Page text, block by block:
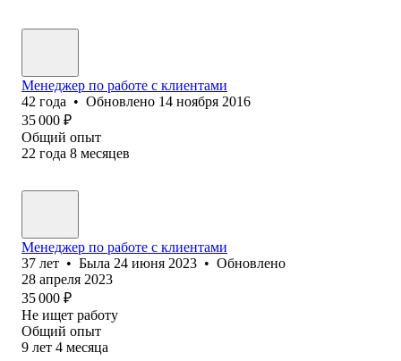
Менеджер по работе с клиентами
42 года • Обновлено 14 ноября 2016
35 000 ₽
Общий опыт
22 года 8 месяцев
Менеджер по работе с клиентами
37 лет • Была 24 июня 2023 • Обновлено
28 апреля 2023
35 000 ₽
Не ищет работу
Общий опыт
9 лет 4 месяца